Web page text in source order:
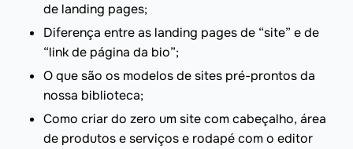
de landing pages;
Diferença entre as landing pages de “site” e de
“link de página da bio”;
O que são os modelos de sites pré-prontos da
nossa biblioteca;
Como criar do zero um site com cabeçalho, área
de produtos e serviços e rodapé com o editor